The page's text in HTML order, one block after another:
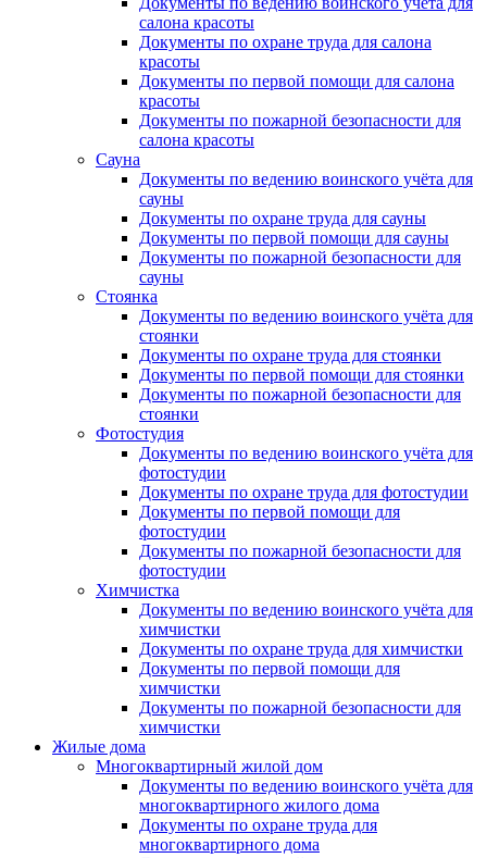
салона красоты
Документы по охране труда для салона
красоты
Документы по первой помощи для салона
красоты
Документы по пожарной безопасности для
салона красоты
Сауна
Документы по ведению воинского учёта для
сауны
Документы по охране труда для сауны
Документы по первой помощи для сауны
Документы по пожарной безопасности для
сауны
Стоянка
Документы по ведению воинского учёта для
стоянки
Документы по охране труда для стоянки
Документы по первой помощи для стоянки
Документы по пожарной безопасности для
стоянки
Фотостудия
Документы по ведению воинского учёта для
фотостудии
Документы по охране труда для фотостудии
Документы по первой помощи для
фотостудии
Документы по пожарной безопасности для
фотостудии
Химчистка
Документы по ведению воинского учёта для
химчистки
Документы по охране труда для химчистки
Документы по первой помощи для
химчистки
Документы по пожарной безопасности для
химчистки
Жилые дома
Многоквартирный жилой дом
Документы по ведению воинского учёта для
многоквартирного жилого дома
Документы по охране труда для
многоквартирного дома